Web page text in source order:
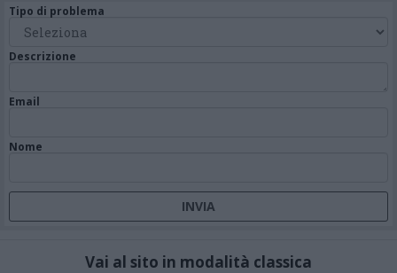
Tipo di problema
Descrizione
Email
Nome
Vai al sito in modalità classica